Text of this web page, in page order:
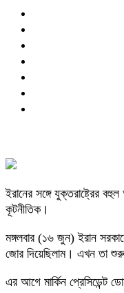
ইরানের সঙ্গে যুক্তরাষ্ট্রের
কূটনীতিক।
মঙ্গলবার (১৬ জুন) ইরান
জোর দিয়েছিলাম। এখন তা
এর আগে মার্কিন প্রেসিডেন্ট